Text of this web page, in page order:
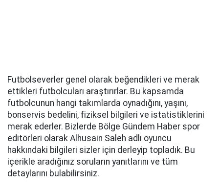
Futbolseverler genel olarak beğendikleri ve merak
ettikleri futbolcuları araştırırlar. Bu kapsamda
futbolcunun hangi takımlarda oynadığını, yaşını,
bonservis bedelini, fiziksel bilgileri ve istatistiklerini
merak ederler. Bizlerde Bölge Gündem Haber spor
editörleri olarak Alhusain Saleh adlı oyuncu
hakkındaki bilgileri sizler için derleyip topladık. Bu
içerikle aradığınız soruların yanıtlarını ve tüm
detaylarını bulabilirsiniz.